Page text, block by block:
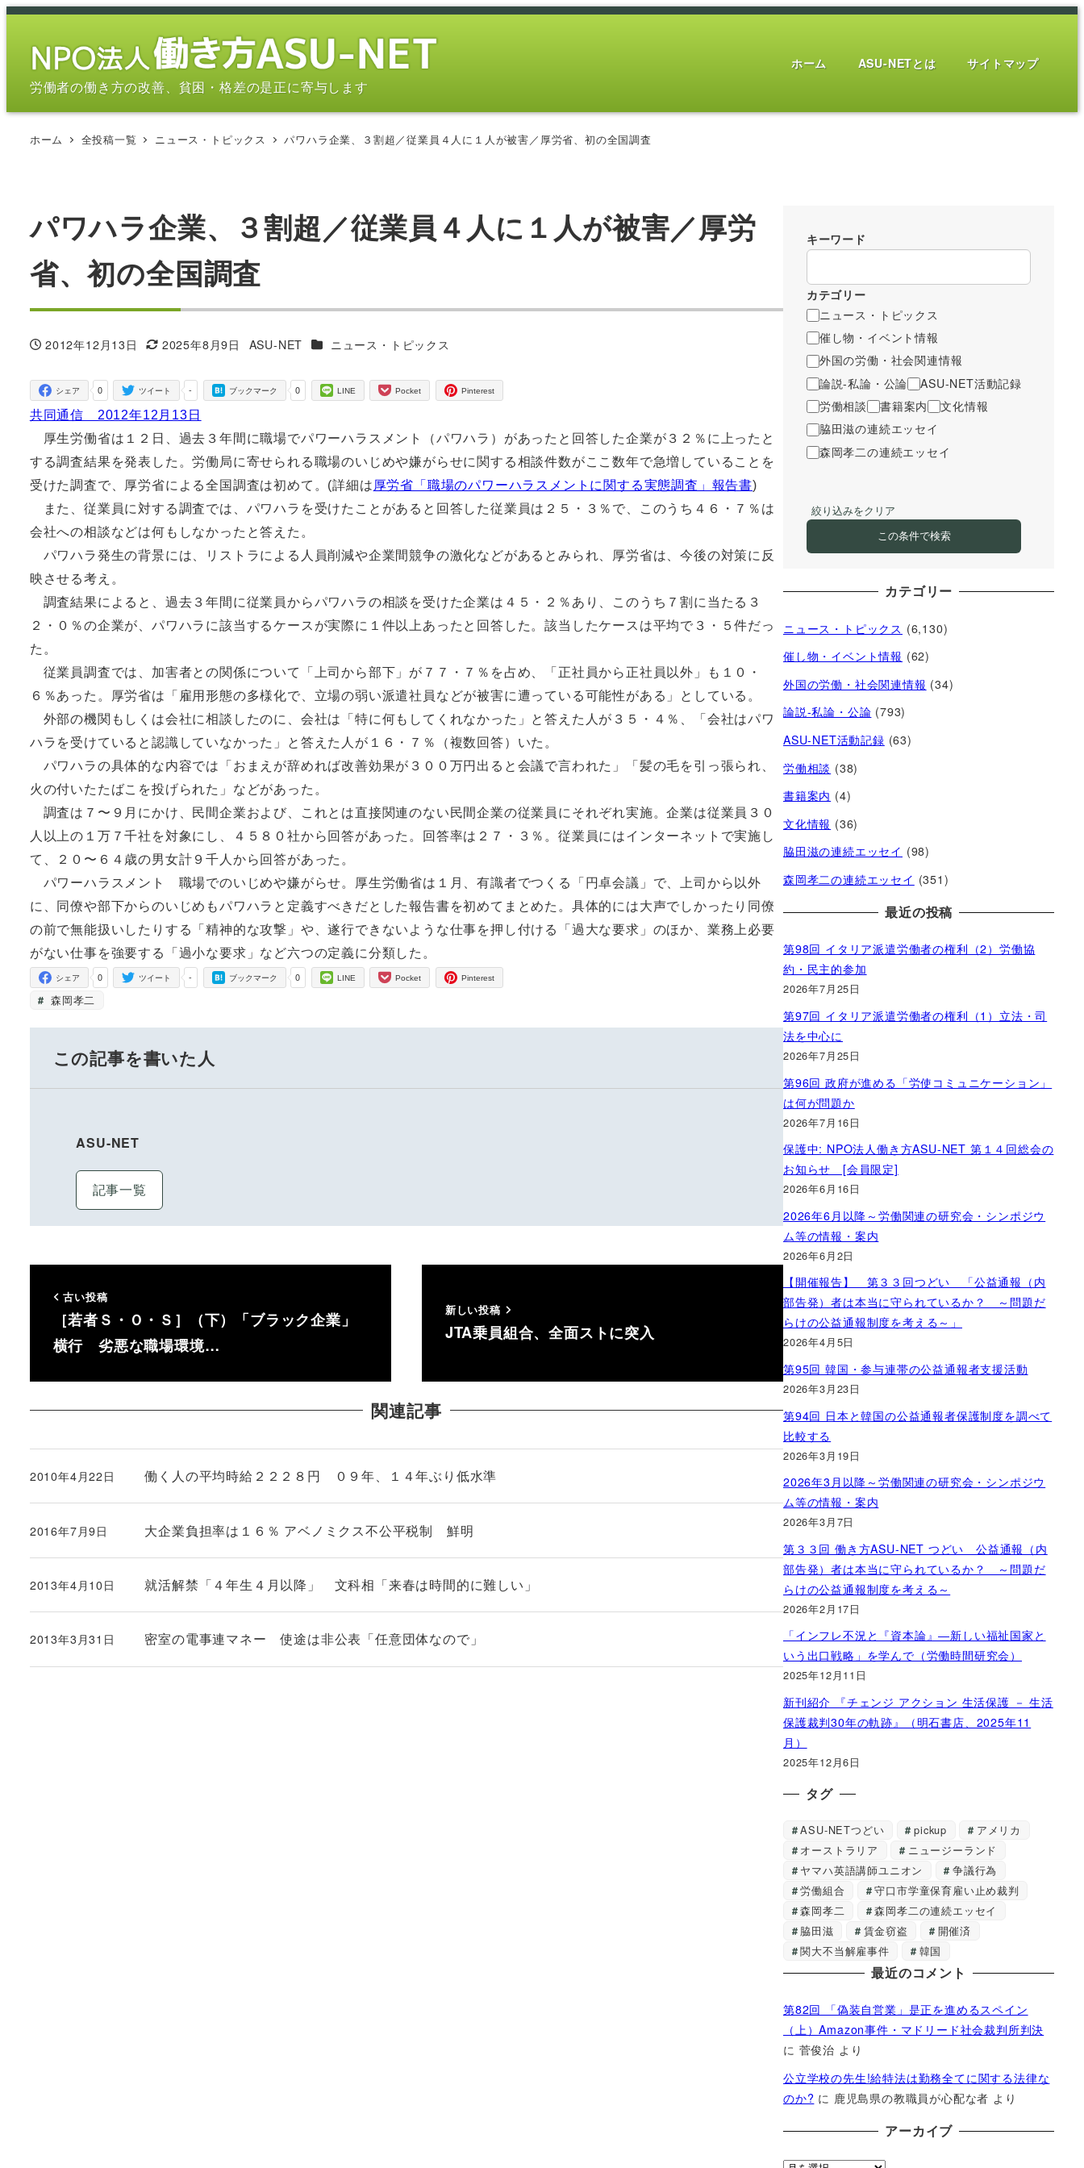
メ
労働者の働き方の改善、貧困・格差の是正に寄与します
ホーム ASU-NETとは サイトマップ
ホーム 全投稿一覧 ニュース・トピックス パワハラ企業、３割超／従業員４人に１人が被害／厚労省、初の全国調査
パワハラ企業、３割超／従業員４人に１人が被害／厚労
省、初の全国調査
投稿日
2012年12月13日
更新日
2025年8月9日
著
ASU-NET カテゴリー
ニュース・トピックス
0
シェア -
ツイート 0
ブックマーク LINE Pocket Pinterest
共同通信 2012年12月13日
厚生労働省は１２日、過去３年間に職場でパワーハラスメント（パワハラ）があったと回答した企業が３２％に上ったと
する調査結果を発表した。労働局に寄せられる職場のいじめや嫌がらせに関する相談件数がここ数年で急増していることを
受けた調査で、厚労省による全国調査は初めて。(詳細は 厚労省「職場のパワーハラスメントに関する実態調査」報告書)
また、従業員に対する調査では、パワハラを受けたことがあると回答した従業員は２５・３％で、このうち４６・７％は
会社への相談などは何もしなかったと答えた。
パワハラ発生の背景には、リストラによる人員削減や企業間競争の激化などがあるとみられ、厚労省は、今後の対策に反
映させる考え。
調査結果によると、過去３年間に従業員からパワハラの相談を受けた企業は４５・２％あり、このうち７割に当たる３
２・０％の企業が、パワハラに該当するケースが実際に１件以上あったと回答した。該当したケースは平均で３・５件だっ
た。
従業員調査では、加害者との関係について「上司から部下」が７７・７％を占め、「正社員から正社員以外」も１０・
６％あった。厚労省は「雇用形態の多様化で、立場の弱い派遣社員などが被害に遭っている可能性がある」としている。
外部の機関もしくは会社に相談したのに、会社は「特に何もしてくれなかった」と答えた人が３５・４％、「会社はパワ
ハラを受けていると認識していなかった」と答えた人が１６・７％（複数回答）いた。
パワハラの具体的な内容では「おまえが辞めれば改善効果が３００万円出ると会議で言われた」「髪の毛を引っ張られ、
火の付いたたばこを投げられた」などがあった。
調査は７〜９月にかけ、民間企業および、これとは直接関連のない民間企業の従業員にそれぞれ実施。企業は従業員３０
人以上の１万７千社を対象にし、４５８０社から回答があった。回答率は２７・３％。従業員にはインターネットで実施し
て、２０〜６４歳の男女計９千人から回答があった。
パワーハラスメント 職場でのいじめや嫌がらせ。厚生労働省は１月、有識者でつくる「円卓会議」で、上司から以外
に、同僚や部下からのいじめもパワハラと定義すべきだとした報告書を初めてまとめた。具体的には大声でしかったり同僚
の前で無能扱いしたりする「精神的な攻撃」や、遂行できないような仕事を押し付ける「過大な要求」のほか、業務上必要
がない仕事を強要する「過小な要求」など六つの定義に分類した。
0
シェア -
ツイート 0
ブックマーク LINE Pocket Pinterest
森岡孝二
この記事を書いた人
ASU-NET
記事一覧
古い投稿
［若者Ｓ・Ｏ・Ｓ］（下）「ブラック企業」
横行 劣悪な職場環境…
新しい投稿
JTA乗員組合、全面ストに突入
関連記事
働く人の平均時給２２２８円 ０９年、１４年ぶり低水準
投稿日
2010年4月22日
大企業負担率は１６％ アベノミクス不公平税制 鮮明
投稿日
2016年7月9日
就活解禁「４年生４月以降」 文科相「来春は時間的に難しい」
投稿日
2013年4月10日
密室の電事連マネー 使途は非公表「任意団体なので」
投稿日
2013年3月31日
キーワード
カテゴリー
ニュース・トピックス
催し物・イベント情報
外国の労働・社会関連情報
論説-私論・公論
ASU-NET活動記録
労働相談
書籍案内
文化情報
脇田滋の連続エッセイ
森岡孝二の連続エッセイ
絞り込みをクリア
この条件で検索
カテゴリー
ニュース・トピックス (6,130)
催し物・イベント情報 (62)
外国の労働・社会関連情報 (34)
論説-私論・公論 (793)
ASU-NET活動記録 (63)
労働相談 (38)
書籍案内 (4)
文化情報 (36)
脇田滋の連続エッセイ (98)
森岡孝二の連続エッセイ (351)
最近の投稿
第98回 イタリア派遣労働者の権利（2）労働協
約・民主的参加
2026年7月25日
第97回 イタリア派遣労働者の権利（1）立法・司
法を中心に
2026年7月25日
第96回 政府が進める「労使コミュニケーション」
は何が問題か
2026年7月16日
保護中: NPO法人働き方ASU-NET 第１４回総会の
お知らせ [会員限定]
2026年6月16日
2026年6月以降～労働関連の研究会・シンポジウ
ム等の情報・案内
2026年6月2日
【開催報告】 第３３回つどい 「公益通報（内
部告発）者は本当に守られているか？ ～問題だ
らけの公益通報制度を考える～」
2026年4月5日
第95回 韓国・参与連帯の公益通報者支援活動
2026年3月23日
第94回 日本と韓国の公益通報者保護制度を調べて
比較する
2026年3月19日
2026年3月以降～労働関連の研究会・シンポジウ
ム等の情報・案内
2026年3月7日
第３３回 働き方ASU-NET つどい 公益通報（内
部告発）者は本当に守られているか？ ～問題だ
らけの公益通報制度を考える～
2026年2月17日
「インフレ不況と『資本論』―新しい福祉国家と
いう出口戦略」を学んで（労働時間研究会）
2025年12月11日
新刊紹介 『チェンジ アクション 生活保護 － 生活
保護裁判30年の軌跡』（明石書店、2025年11
月）
2025年12月6日
タグ
ASU-NETつどい pickup
アメリカ
オーストラリア
ニュージーランド
ヤマハ英語講師ユニオン
争議行為
労働組合
守口市学童保育雇い止め裁判
森岡孝二
森岡孝二の連続エッセイ
脇田滋
賃金窃盗
開催済
関大不当解雇事件
韓国
最近のコメント
第82回 「偽装自営業」是正を進めるスペイン
（上）Amazon事件・マドリード社会裁判所判決
に 菅俊治 より
公立学校の先生!給特法は勤務全てに関する法律な
のか? に 鹿児島県の教職員が心配な者 より
アーカイブ